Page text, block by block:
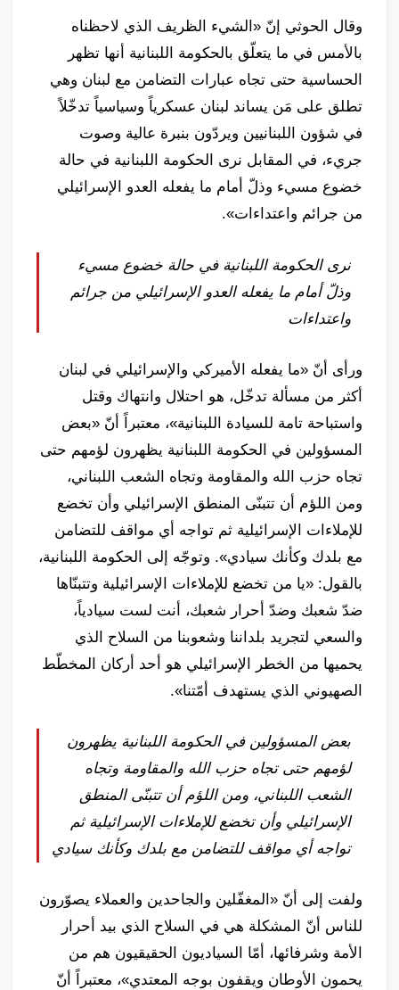
وقال الحوثي إنّ «الشيء الظريف الذي لاحظناه
بالأمس في ما يتعلّق بالحكومة اللبنانية أنها تظهر
الحساسية حتى تجاه عبارات التضامن مع لبنان وهي
تطلق على مَن يساند لبنان عسكرياً وسياسياً تدخّلاً
في شؤون اللبنانيين ويردّون بنبرة عالية وصوت
جريء، في المقابل نرى الحكومة اللبنانية في حالة
خضوع مسيء وذلّ أمام ما يفعله العدو الإسرائيلي
من جرائم واعتداءات».
نرى الحكومة اللبنانية في حالة خضوع مسيء
وذلّ أمام ما يفعله العدو الإسرائيلي من جرائم
واعتداءات
ورأى أنّ «ما يفعله الأميركي والإسرائيلي في لبنان
أكثر من مسألة تدخّل، هو احتلال وانتهاك وقتل
واستباحة تامة للسيادة اللبنانية»، معتبراً أنّ «بعض
المسؤولين في الحكومة اللبنانية يظهرون لؤمهم حتى
تجاه حزب الله والمقاومة وتجاه الشعب اللبناني،
ومن اللؤم أن تتبنّى المنطق الإسرائيلي وأن تخضع
للإملاءات الإسرائيلية ثم تواجه أي مواقف للتضامن
مع بلدك وكأنك سيادي». وتوجّه إلى الحكومة اللبنانية،
بالقول: «يا من تخضع للإملاءات الإسرائيلية وتتبنّاها
ضدّ شعبك وضدّ أحرار شعبك، أنت لست سيادياً،
والسعي لتجريد بلداننا وشعوبنا من السلاح الذي
يحميها من الخطر الإسرائيلي هو أحد أركان المخطّط
الصهيوني الذي يستهدف أمّتنا».
بعض المسؤولين في الحكومة اللبنانية يظهرون
لؤمهم حتى تجاه حزب الله والمقاومة وتجاه
الشعب اللبناني، ومن اللؤم أن تتبنّى المنطق
الإسرائيلي وأن تخضع للإملاءات الإسرائيلية ثم
تواجه أي مواقف للتضامن مع بلدك وكأنك سيادي
ولفت إلى أنّ «المغفّلين والجاحدين والعملاء يصوّرون
للناس أنّ المشكلة هي في السلاح الذي بيد أحرار
الأمة وشرفائها، أمّا السياديون الحقيقيون هم من
يحمون الأوطان ويقفون بوجه المعتدي»، معتبراً أنّ